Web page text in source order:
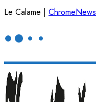
Le Calame | ChromeNews